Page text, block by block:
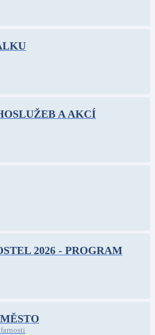
A AKCÍ
2026 - PROGRAM